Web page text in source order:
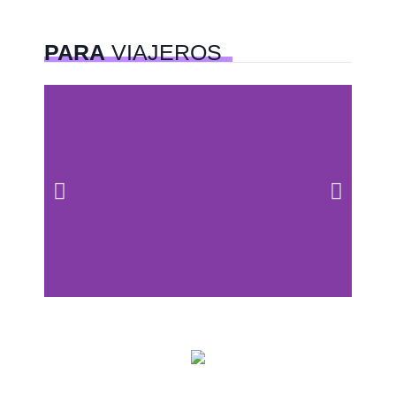
PARAVIAJEROS
PetFriendly en la CDMX